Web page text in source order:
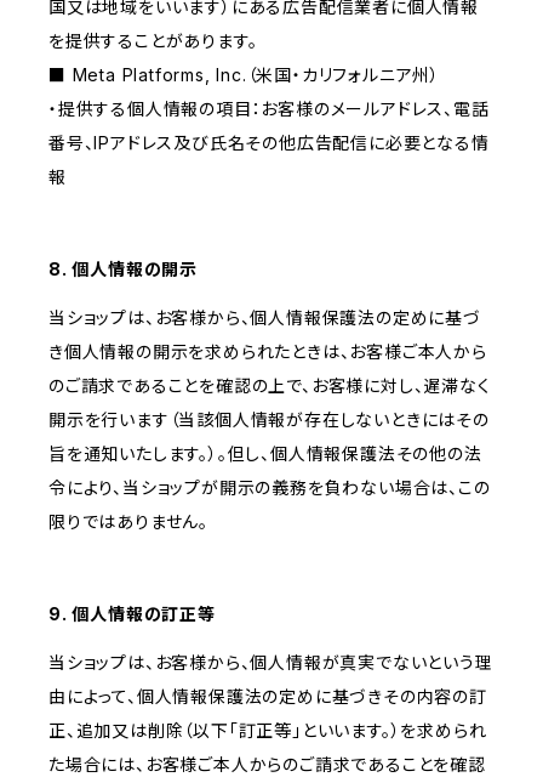
国又は地域をいいます）にある広告配信業者に個人情報
を提供することがあります。
■ Meta Platforms, Inc.（米国・カリフォルニア州）
・提供する個人情報の項目：お客様のメールアドレス、電話
番号、IPアドレス及び氏名その他広告配信に必要となる情
報
8. 個人情報の開示
当ショップは、お客様から、個人情報保護法の定めに基づ
き個人情報の開示を求められたときは、お客様ご本人から
のご請求であることを確認の上で、お客様に対し、遅滞なく
開示を行います（当該個人情報が存在しないときにはその
旨を通知いたします。）。但し、個人情報保護法その他の法
令により、当ショップが開示の義務を負わない場合は、この
限りではありません。
9. 個人情報の訂正等
当ショップは、お客様から、個人情報が真実でないという理
由によって、個人情報保護法の定めに基づきその内容の訂
正、追加又は削除（以下「訂正等」といいます。）を求められ
た場合には、お客様ご本人からのご請求であることを確認